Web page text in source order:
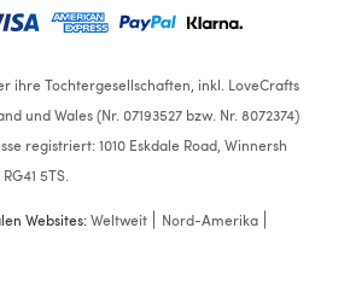
ihre Tochtergesellschaften, inkl. LoveCrafts
und Wales (Nr. 07193527 bzw. Nr. 8072374)
registriert: 1010 Eskdale Road, Winnersh
5TS.
Websites:Weltweit
Nord-Amerika